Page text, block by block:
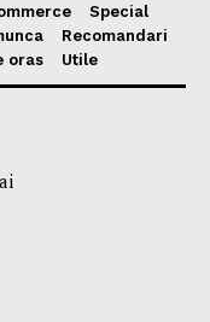
Special
Recomandari
oras Utile